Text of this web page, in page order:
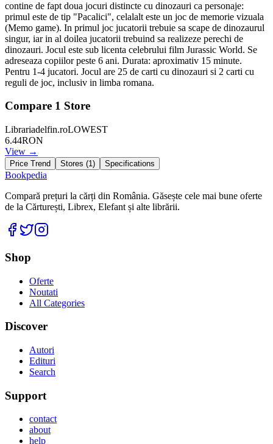
contine de fapt doua jocuri distincte cu dinozauri ca personaje:
primul este de tip "Pacalici", celalalt este un joc de memorie vizuala
(Memo game). In primul joc jucatorii trebuie sa scape de dinozaurul
singur, iar in al doilea jucatorii trebuind sa realizeze perechi de
dinozauri. Jocul este sub licenta celebrului film Jurassic World. Se
adreseaza copiilor peste 6 ani. Durata: aproximativ 15 minute.
Pentru 1-4 jucatori. Jocul are 25 de carti cu dinozauri si 2 carti cu
reguli de joc, inclusiv in limba romana.
Compare 1 Store
Librariadelfin.roLOWEST
6.44RON
View →
Price Trend Stores (1) Specifications
Bookpedia
Compară prețuri la cărți din România. Găsește cele mai bune oferte
de la Cărturești, Librex, Elefant și alte librării.
Facebook
Twitter
Shop
Oferte
Noutati
All Categories
Discover
Autori
Edituri
Search
Support
contact
about
help